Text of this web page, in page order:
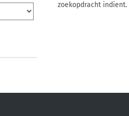
zoekopdracht indient.